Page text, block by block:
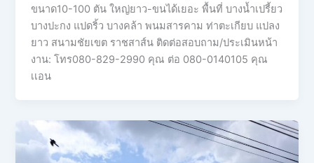
ขนาด10-100 ตัน ใหญ่ยาว-ขนได้เยอะ พื้นที่ บางน้ำเปรี้ยว
บางปะกง แปดริ้ว บางคล้า พนมสารคาม ท่าตะเกียบ แปลง
ยาว สนามชัยเขต ราชสาส์น ติดต่อสอบถาม/ประเมินหน้า
งาน: โทร080-829-2990 คุณ ต่อ 080-0140105 คุณ
เเอน